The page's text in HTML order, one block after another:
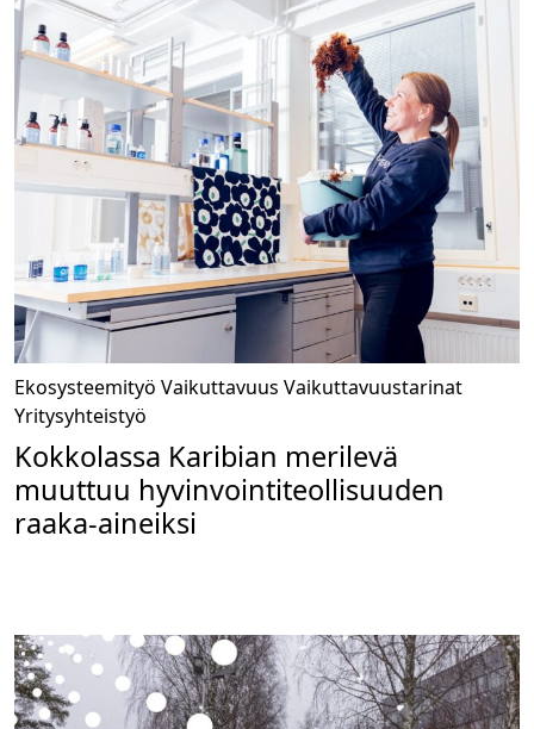
Ekosysteemityö Vaikuttavuus Vaikuttavuustarinat
Yritysyhteistyö
Kokkolassa Karibian merilevä
muuttuu hyvinvointiteollisuuden
raaka-aineiksi